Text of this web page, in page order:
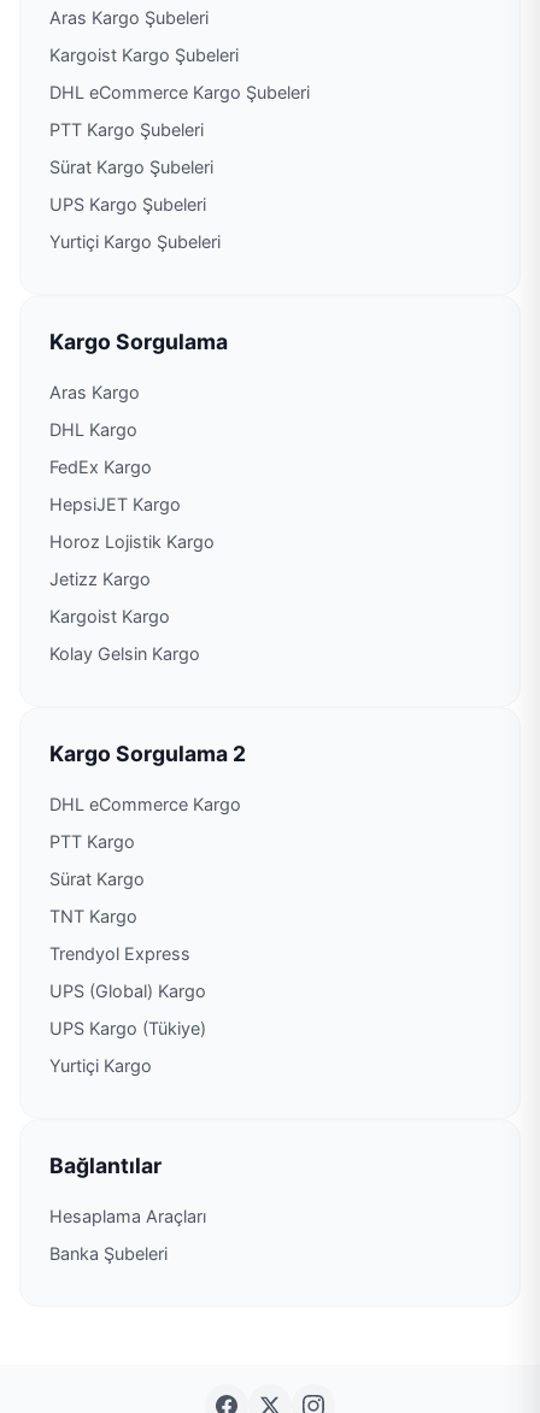
Dağıtım Müdürlüğü
PTT Kargo Pehlivanköy Şubesi
PTT Kargo Pınarhisar Müdürlüğü
PTT Kargo Vize Müdürlüğü
Aras Kargo Şubeleri
Kargoist Kargo Şubeleri
DHL eCommerce Kargo Şubeleri
PTT Kargo Şubeleri
Sürat Kargo Şubeleri
UPS Kargo Şubeleri
Yurtiçi Kargo Şubeleri
Kargo Sorgulama
Aras Kargo
DHL Kargo
FedEx Kargo
HepsiJET Kargo
Horoz Lojistik Kargo
Jetizz Kargo
Kargoist Kargo
Kolay Gelsin Kargo
Kargo Sorgulama 2
DHL eCommerce Kargo
PTT Kargo
Sürat Kargo
TNT Kargo
Trendyol Express
UPS (Global) Kargo
UPS Kargo (Tükiye)
Yurtiçi Kargo
Bağlantılar
Hesaplama Araçları
Banka Şubeleri